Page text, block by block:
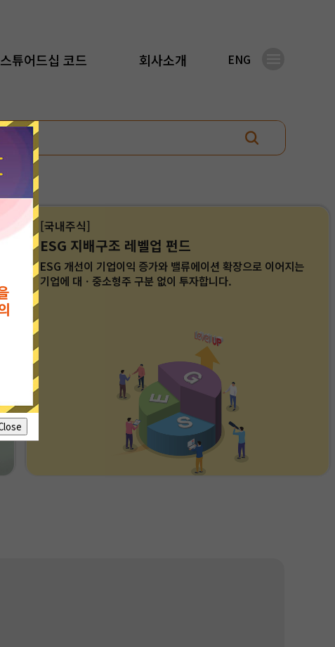
스튜어드십 코드 회사소개 ENG
[국내주식]
ESG 지배구조 레벨업 펀드
ESG 개선이 기업이익 증가와 밸류에이션 확장으로 이어지는
기업에 대ㆍ중소형주 구분 없이 투자합니다.